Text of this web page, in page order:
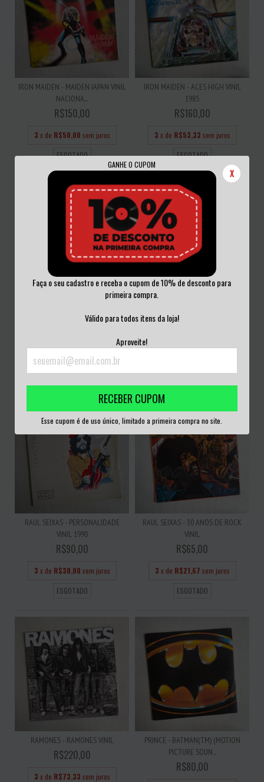
GANHE O CUPOM
X
Faça o seu cadastro e receba o cupom de 10% de desconto para
primeira compra.
Válido para todos itens da loja!
Aproveite!
RECEBER CUPOM
Esse cupom é de uso único, limitado a primeira compra no site.
IRON MAIDEN - MAIDEN JAPAN VINIL
NACIONA...
R$150,00
3 x de R$50,00 sem juros
ESGOTADO
IRON MAIDEN - ACES HIGH VINIL
1985
R$160,00
3 x de R$53,33 sem juros
ESGOTADO
VINIL NACIONAL
ESGOTADO
OF THE EY...
ESGOTADO
RAUL SEIXAS - PERSONALIDADE
VINIL 1990
R$90,00
3 x de R$30,00 sem juros
ESGOTADO
RAUL SEIXAS - 30 ANOS DE ROCK
VINIL
R$65,00
3 x de R$21,67 sem juros
ESGOTADO
RAMONES - RAMONES VINIL
R$220,00
3 x de R$73,33 sem juros
PRINCE - BATMAN(TM) (MOTION
PICTURE SOUN...
R$80,00